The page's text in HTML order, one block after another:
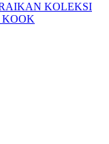
KOLEKSI
KOOK